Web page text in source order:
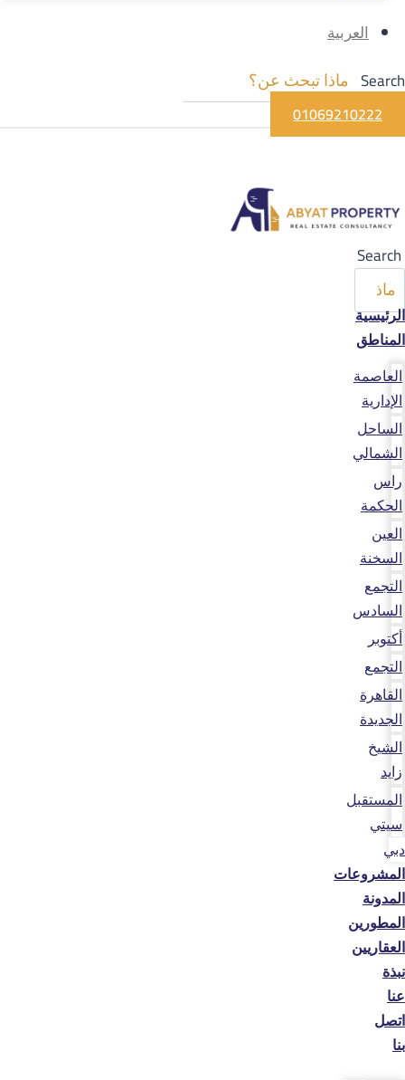
العربية
Search
01069210222
Search
الرئيسية
المناطق
العاصمة
الإدارية
الساحل
الشمالي
راس
الحكمة
العين
السخنة
التجمع
السادس
أكتوبر
التجمع
القاهرة
الجديدة
الشيخ
زايد
المستقبل
سيتي
دبي
المشروعات
المدونة
المطورين
العقاريين
نبذة
عنا
اتصل
بنا